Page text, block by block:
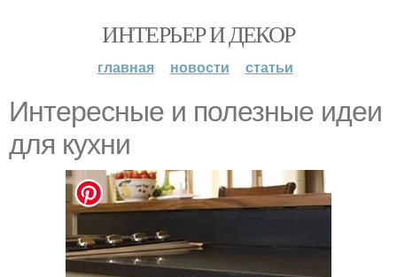
ИНТЕРЬЕР И ДЕКОР
главная новости статьи
Интересные и полезные идеи
для кухни